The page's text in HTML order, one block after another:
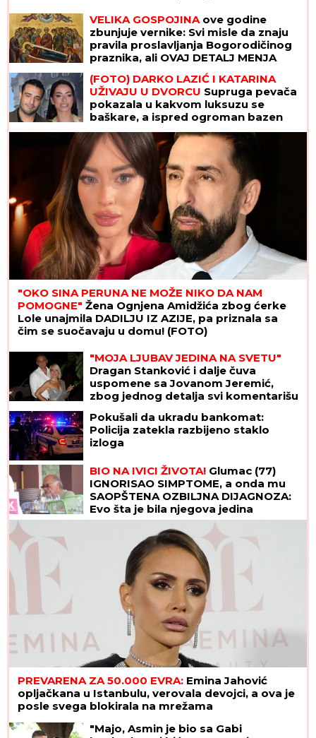
VELIKA GOSPOJINA ove godine
zbunjuje vernike: Svi misle da znaju
pravila proslavljanja Bogorodičinog
praznika, ali OVAJ DETALJ MENJA
(FOTO) DARKO LAZIĆ I KATARINA
UŽIVAJU U DVORCU Supruga pevača
pokazala u kakvom luksuzu se
baškare, a ispred ogroman bazen
"OKO SINA PERUNA NE MOŽE NIKO DA NAM
POMOGNE" Žena Ognjena Amidžića zbog ćerke
Lole unajmila DADILJU IZ AZIJE, pa priznala sa
čim se suočavaju u domu! (FOTO)
"MOJA LJUBAV JEDINA NA SVETU"
Dragan Stanković i dalje čuva
uspomene sa Jovanom Jeremić,
zbog jednog detalja svi komentarišu
Pokušali da ukradu bankomat:
Policija zatekla razbijeno staklo
izloga
BIO NA IVICI ŽIVOTA! Glumac (77)
IGNORISAO SIMPTOME, a onda mu
SAOPŠTENA OZBILJNA DIJAGNOZA:
Evo šta je bila njegova jedina
prednost!
PREVARENA ZA 50.000 EVRA: Emina Jahović
opljačkana u Istanbulu, verovala devojci, a ova je
posle svega blokirala na mrežama
"Majo, Asmin je bio sa Gabi